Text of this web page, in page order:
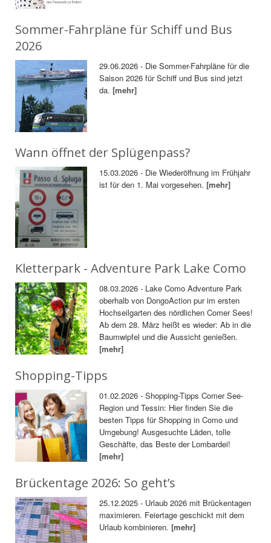
Sommer-Fahrpläne für Schiff und Bus
2026
29.06.2026 - Die Sommer-Fahrpläne für die
Saison 2026 für Schiff und Bus sind jetzt
da.[mehr]
Wann öffnet der Splügenpass?
15.03.2026 - Die Wiederöffnung im Frühjahr
ist für den 1. Mai vorgesehen.[mehr]
Kletterpark - Adventure Park Lake Como
08.03.2026 - Lake Como Adventure Park
oberhalb von DongoAction pur im ersten
Hochseilgarten des nördlichen Comer Sees!
Ab dem 28. März heißt es wieder: Ab in die
Baumwipfel und die Aussicht genießen.
[mehr]
Shopping-Tipps
01.02.2026 - Shopping-Tipps Comer See-
Region und Tessin: Hier finden Sie die
besten Tipps für Shopping in Como und
Umgebung! Ausgesuchte Läden, tolle
Geschäfte, das Beste der Lombardei!
[mehr]
Brückentage 2026: So geht’s
25.12.2025 - Urlaub 2026 mit Brückentagen
maximieren. Feiertage geschickt mit dem
Urlaub kombinieren.[mehr]